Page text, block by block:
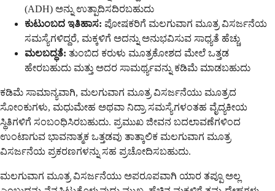
(ADH) ಅನ್ನು ಉತ್ಪಾದಿಸದಿರಬಹುದು
ಕುಟುಂಬದ ಇತಿಹಾಸ: ಪೋಷಕರಿಗೆ ಮಲಗುವಾಗ ಮೂತ್ರ ವಿಸರ್ಜನೆಯ
ಸಮಸ್ಯೆಗಳಿದ್ದರೆ, ಮಕ್ಕಳಿಗೆ ಅದನ್ನು ಅನುಭವಿಸುವ ಸಾಧ್ಯತೆ ಹೆಚ್ಚು
ಮಲಬದ್ಧತೆ: ತುಂಬಿದ ಕರುಳು ಮೂತ್ರಕೋಶದ ಮೇಲೆ ಒತ್ತಡ
ಹೇರಬಹುದು ಮತ್ತು ಅದರ ಸಾಮರ್ಥ್ಯವನ್ನು ಕಡಿಮೆ ಮಾಡಬಹುದು
ಕಡಿಮೆ ಸಾಮಾನ್ಯವಾಗಿ, ಮಲಗುವಾಗ ಮೂತ್ರ ವಿಸರ್ಜನೆಯು ಮೂತ್ರದ
ಸೋಂಕುಗಳು, ಮಧುಮೇಹ ಅಥವಾ ನಿದ್ರಾ ಸಮಸ್ಯೆಗಳಂತಹ ವೈದ್ಯಕೀಯ
ಸ್ಥಿತಿಗಳಿಗೆ ಸಂಬಂಧಿಸಿರಬಹುದು. ಪ್ರಮುಖ ಜೀವನ ಬದಲಾವಣೆಗಳಿಂದ
ಉಂಟಾಗುವ ಭಾವನಾತ್ಮಕ ಒತ್ತಡವು ತಾತ್ಕಾಲಿಕ ಮಲಗುವಾಗ ಮೂತ್ರ
ವಿಸರ್ಜನೆಯ ಪ್ರಕರಣಗಳನ್ನು ಸಹ ಪ್ರಚೋದಿಸಬಹುದು.
ಮಲಗುವಾಗ ಮೂತ್ರ ವಿಸರ್ಜನೆಯು ಅಪರೂಪವಾಗಿ ಯಾರ ತಪ್ಪೂ ಅಲ್ಲ